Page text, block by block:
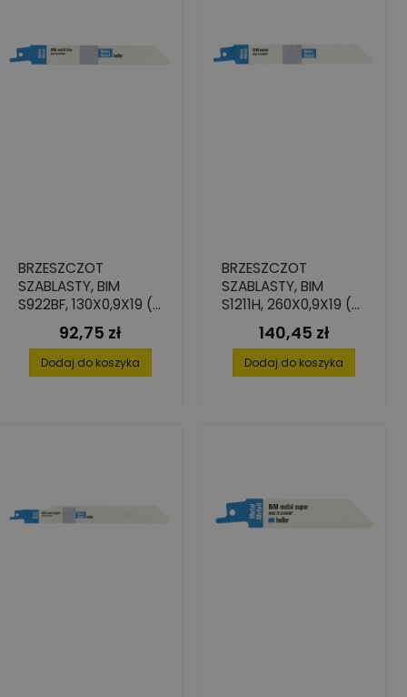
BRZESZCZOT
SZABLASTY, BIM
S922BF, 130X0,9X19 (5
Cena
92,75 zł
Dodaj do koszyka
BRZESZCZOT
SZABLASTY, BIM
S1211H, 260X0,9X19 (5
Cena
140,45 zł
Dodaj do koszyka